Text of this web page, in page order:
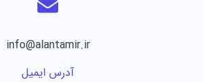
info@alantamir.ir
آدرس ایمیل